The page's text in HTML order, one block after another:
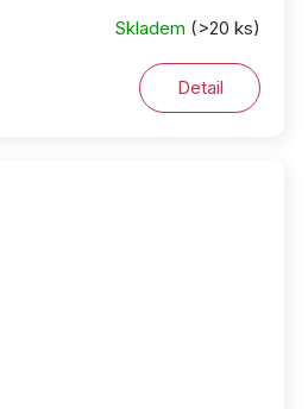
Skladem (>20 ks)
Detail